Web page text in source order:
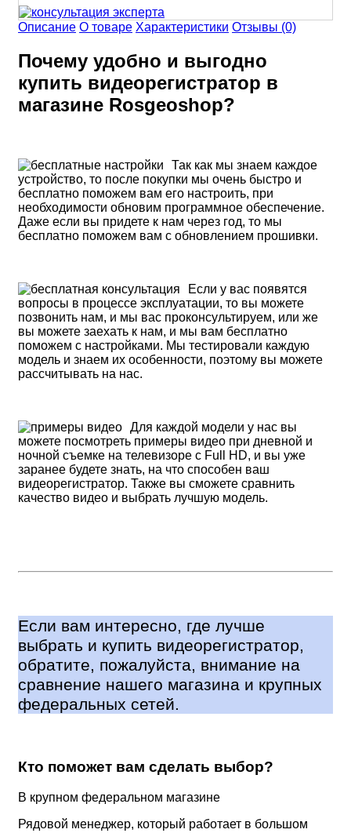
Описание О товаре Характеристики Отзывы (0)
Почему удобно и выгодно
купить видеорегистратор в
магазине Rosgeoshop?
Так как мы знаем каждое
устройство, то после покупки мы очень быстро и
бесплатно поможем вам его настроить, при
необходимости обновим программное обеспечение.
Даже если вы придете к нам через год, то мы
бесплатно поможем вам с обновлением прошивки.
Если у вас появятся
вопросы в процессе эксплуатации, то вы можете
позвонить нам, и мы вас проконсультируем, или же
вы можете заехать к нам, и мы вам бесплатно
поможем с настройками. Мы тестировали каждую
модель и знаем их особенности, поэтому вы можете
рассчитывать на нас.
Для каждой модели у нас вы
можете посмотреть примеры видео при дневной и
ночной съемке на телевизоре с Full HD, и вы уже
заранее будете знать, на что способен ваш
видеорегистратор. Также вы сможете сравнить
качество видео и выбрать лучшую модель.
Если вам интересно, где лучше
выбрать и купить видеорегистратор,
обратите, пожалуйста, внимание на
сравнение нашего магазина и крупных
федеральных сетей.
Кто поможет вам сделать выбор?
В крупном федеральном магазине
Рядовой менеджер, который работает в большом